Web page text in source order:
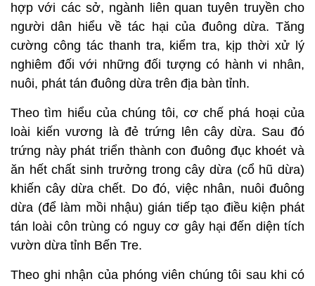
hợp với các sở, ngành liên quan tuyên truyền cho
người dân hiểu về tác hại của đuông dừa. Tăng
cường công tác thanh tra, kiểm tra, kịp thời xử lý
nghiêm đối với những đối tượng có hành vi nhân,
nuôi, phát tán đuông dừa trên địa bàn tỉnh.
Theo tìm hiểu của chúng tôi, cơ chế phá hoại của
loài kiến vương là đẻ trứng lên cây dừa. Sau đó
trứng này phát triển thành con đuông đục khoét và
ăn hết chất sinh trưởng trong cây dừa (cổ hũ dừa)
khiến cây dừa chết. Do đó, việc nhân, nuôi đuông
dừa (để làm mồi nhậu) gián tiếp tạo điều kiện phát
tán loài côn trùng có nguy cơ gây hại đến diện tích
vườn dừa tỉnh Bến Tre.
Theo ghi nhận của phóng viên chúng tôi sau khi có